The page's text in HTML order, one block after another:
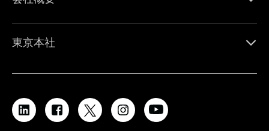
東京本社